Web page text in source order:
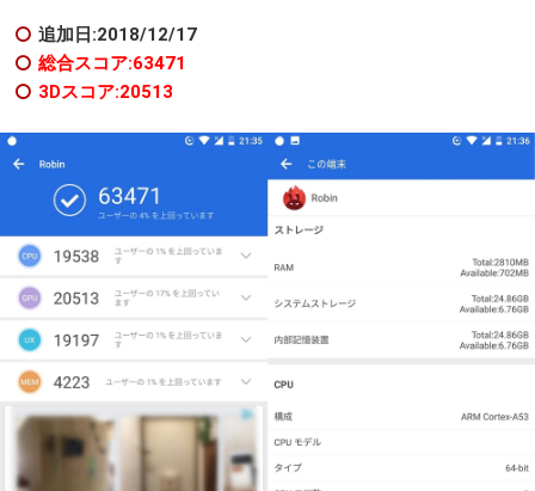
追加日:2018/12/17
総合スコア:63471
3Dスコア:20513